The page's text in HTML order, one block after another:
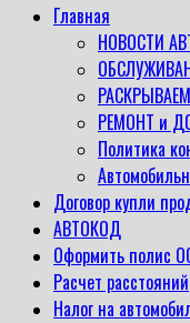
Основное
Главная
НОВОСТИ
РЕМОНТ и
Политика
Договор купли
АВТОКОД
Оформить полис
Расчет расстояний
Налог на